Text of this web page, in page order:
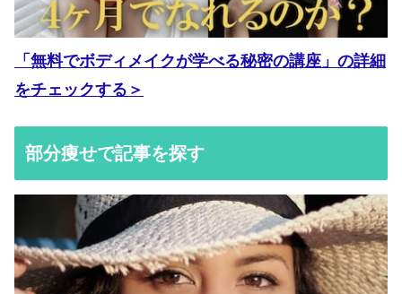
「無料でボディメイクが学べる秘密の講座」の詳細
をチェックする＞
部分痩せで記事を探す